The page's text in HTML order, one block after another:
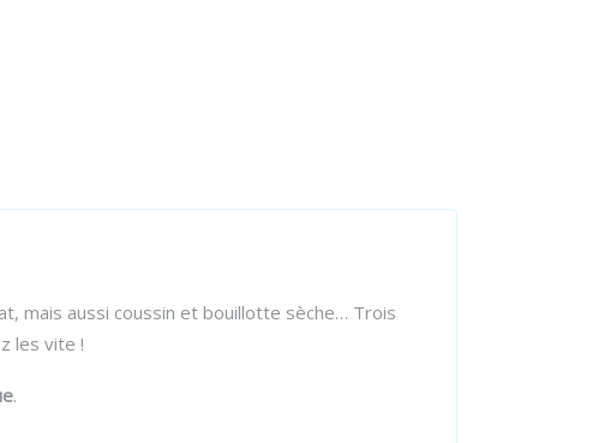
mais aussi coussin et bouillotte sèche… Trois
les vite !
.